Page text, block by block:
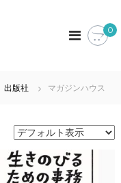
0
出版社 マガジンハウス